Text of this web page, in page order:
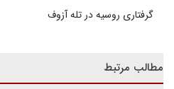
گرفتاری روسیه در تله آزوف
مطالب مرتبط